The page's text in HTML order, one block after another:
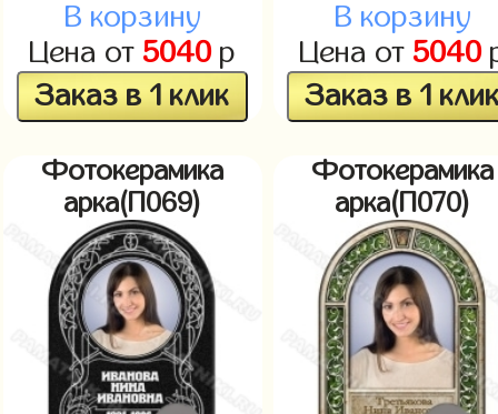
В корзину
Цена от 5040р
Заказ в 1 клик
В корзину
Цена от 5040
Заказ в 1
Фотокерамика
арка(П069)
Фотокерамика
арка(П070)